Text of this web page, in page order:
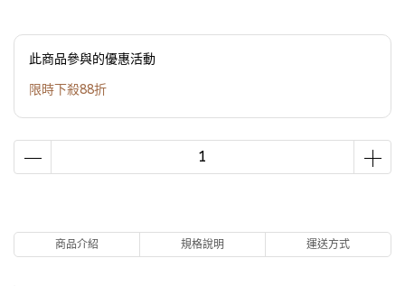
此商品參與的優惠活動
限時下殺88折
商品介紹 規格說明 運送方式